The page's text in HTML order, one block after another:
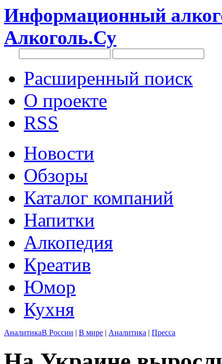
Информационный
Алкоголь.Су
Расширенный поиск
О проекте
RSS
Новости
Обзоры
Каталог компаний
Напитки
Алкопедия
Креатив
Юмор
Кухня
АналитикаВ России | В мире | Аналитика | Пресса